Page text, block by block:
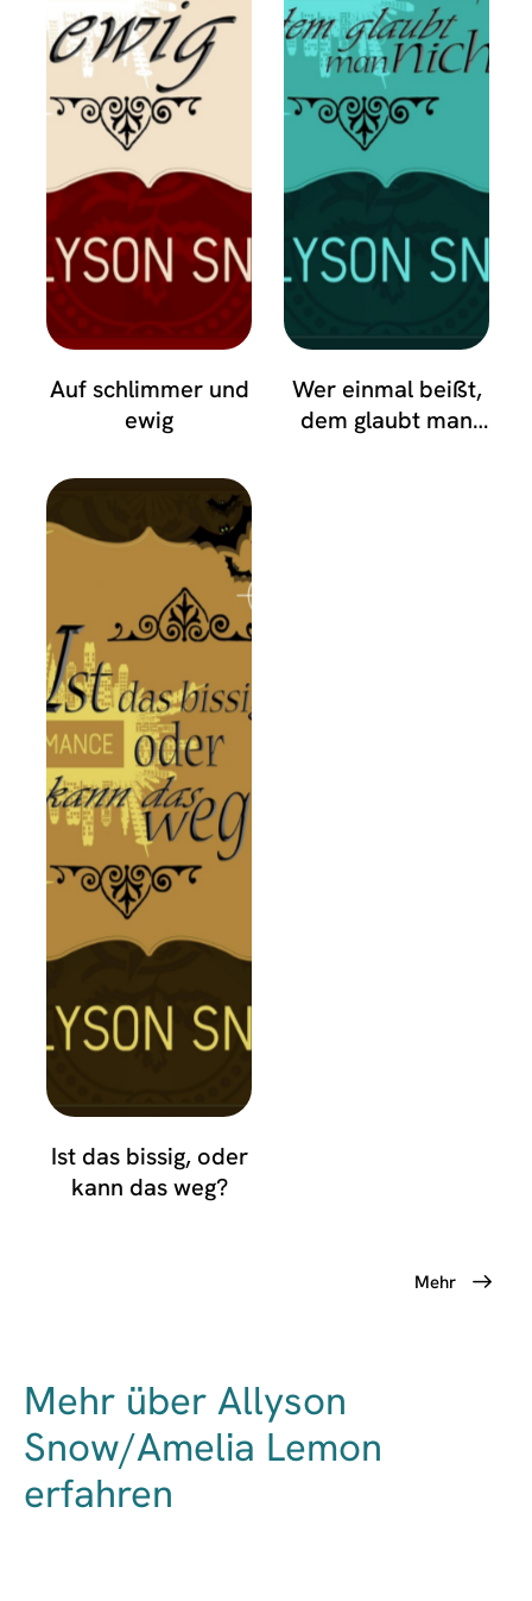
Auf schlimmer und
ewig
Wer einmal beißt,
dem glaubt man
Ist das bissig, oder
kann das weg?
Mehr
Mehr über Allyson
Snow/Amelia Lemon
erfahren